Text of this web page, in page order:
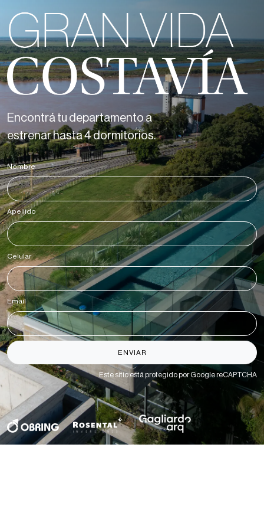
Encontrá tu departamento a
estrenar hasta 4 dormitorios.
Nombre*
Apellido *
Celular*
Email *
ENVIAR
Este sitio está protegido por Google reCAPTCHA